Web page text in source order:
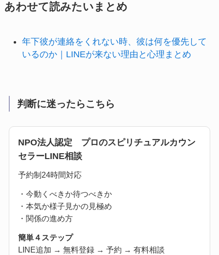
あわせて読みたいまとめ
年下彼が連絡をくれない時、彼は何を優先して
いるのか｜LINEが来ない理由と心理まとめ
判断に迷ったらこちら
NPO法人認定 プロのスピリチュアルカウン
セラーLINE相談
予約制24時間対応
・今動くべきか待つべきか
・本気か様子見かの見極め
・関係の進め方
簡単４ステップ
LINE追加 → 無料登録 → 予約 → 有料相談